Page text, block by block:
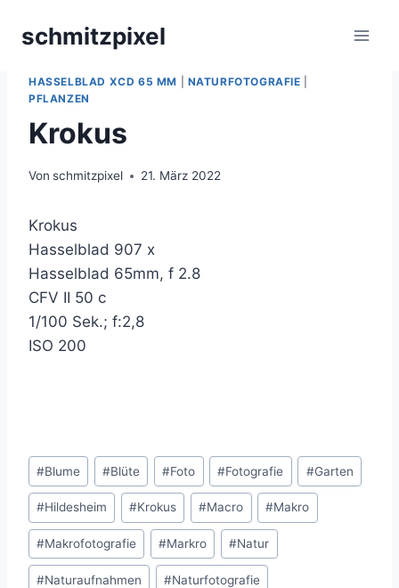
Inhaltschmitzpixel
HASSELBLAD XCD 65 MM
NATURFOTOGRAFIE
PFLANZEN
Krokus
Von schmitzpixel 21. März 2022
Krokus
Hasselblad 907 x
Hasselblad 65mm, f 2.8
CFV II 50 c
1/100 Sek.; f:2,8
ISO 200
Schlagworte:
#Blume #Blüte #Foto #Fotografie #Garten
#Hildesheim #Krokus #Macro #Makro
#Makrofotografie #Markro #Natur
#Naturaufnahmen #Naturfotografie